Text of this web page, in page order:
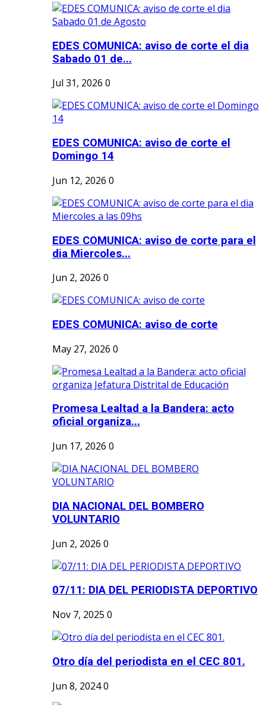
EDES COMUNICA: aviso de corte el dia
Sabado 01 de...
Jul 31, 2026 0
EDES COMUNICA: aviso de corte el
Domingo 14
Jun 12, 2026 0
EDES COMUNICA: aviso de corte para el
dia Miercoles...
Jun 2, 2026 0
EDES COMUNICA: aviso de corte
May 27, 2026 0
Promesa Lealtad a la Bandera: acto
oficial organiza...
Jun 17, 2026 0
DIA NACIONAL DEL BOMBERO
VOLUNTARIO
Jun 2, 2026 0
07/11: DIA DEL PERIODISTA DEPORTIVO
Nov 7, 2025 0
Otro día del periodista en el CEC 801.
Jun 8, 20240